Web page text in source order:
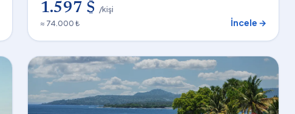
1.597 $ /kişi
≈ 74.000 ₺
İncele →